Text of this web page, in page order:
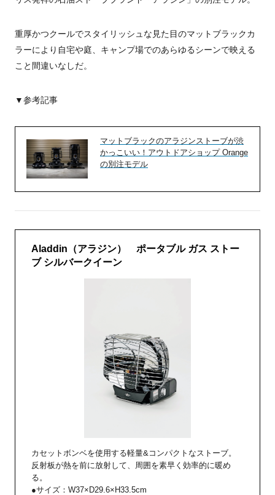
重厚かつクールでスタイリッシュな見た目のマットブラックカ
ラーにより自宅や庭、キャンプ場でのあらゆるシーンで映える
こと間違いなしだ。
▼参考記事
マットブラックのアラジンストーブが渋
かっこいい！アウトドアショップ Orange
の別注モデル
Aladdin（アラジン） ポータブル ガス ストー
ブ シルバークイーン
カセットボンベを使用する軽量&コンパクトなストーブ。
反射板が熱を前に放射して、周囲を素早く効率的に暖め
る。
●サイズ：W37×D29.6×H33.5cm